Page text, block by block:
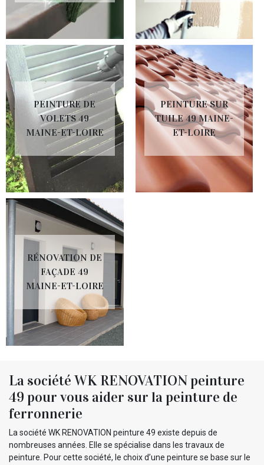
PEINTURE DE
VOLETS 49
MAINE-ET-LOIRE
PEINTURE SUR
TUILE 49 MAINE-
ET-LOIRE
RÉNOVATION DE
FAÇADE 49
MAINE-ET-LOIRE
La société WK RENOVATION peinture
49 pour vous aider sur la peinture de
ferronnerie
La société WK RENOVATION peinture 49 existe depuis de
nombreuses années. Elle se spécialise dans les travaux de
peinture. Pour cette société, le choix d’une peinture se base sur le